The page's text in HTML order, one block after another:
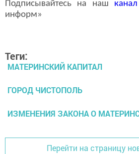
Подписывайтесь на наш канал
информ»
Теги:
МАТЕРИНСКИЙ КАПИТАЛ
ГОРОД ЧИСТОПОЛЬ
ИЗМЕНЕНИЯ ЗАКОНА О
Перейти на страницу